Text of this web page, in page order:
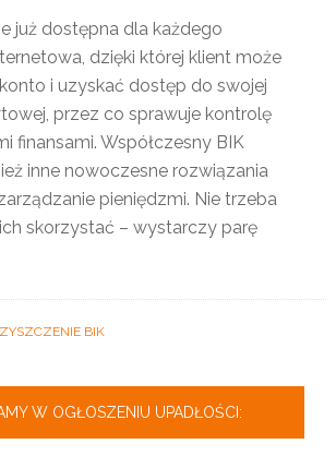
już dostępna dla każdego
dzięki której klient może
i uzyskać dostęp do swojej
przez co sprawuje kontrolę
finansami. Współczesny BIK
inne nowoczesne rozwiązania
pieniędzmi. Nie trzeba
skorzystać – wystarczy parę
BIK
W OGŁOSZENIU UPADŁOŚCI: